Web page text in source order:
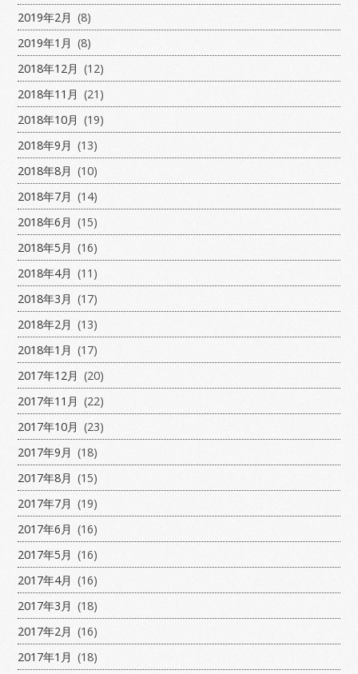
2019年2月 (8)
2019年1月 (8)
2018年12月 (12)
2018年11月 (21)
2018年10月 (19)
2018年9月 (13)
2018年8月 (10)
2018年7月 (14)
2018年6月 (15)
2018年5月 (16)
2018年4月 (11)
2018年3月 (17)
2018年2月 (13)
2018年1月 (17)
2017年12月 (20)
2017年11月 (22)
2017年10月 (23)
2017年9月 (18)
2017年8月 (15)
2017年7月 (19)
2017年6月 (16)
2017年5月 (16)
2017年4月 (16)
2017年3月 (18)
2017年2月 (16)
2017年1月 (18)